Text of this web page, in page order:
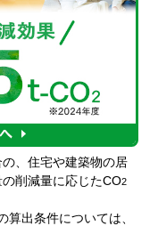
、住宅や建築物の居
削減量に応じたCO2
算出条件については、